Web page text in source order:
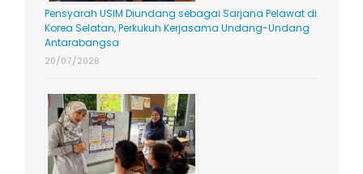
Pensyarah USIM Diundang sebagai Sarjana Pelawat di
Korea Selatan, Perkukuh Kerjasama Undang-Undang
Antarabangsa
20/07/2026